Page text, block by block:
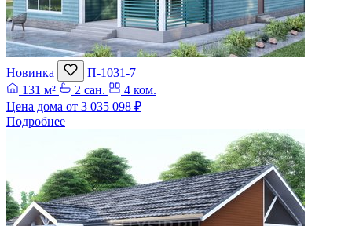
Новинка
П-1031-7
131 м²
2 сан.
4 ком.
Цена дома от 3 035 098 ₽
Подробнее